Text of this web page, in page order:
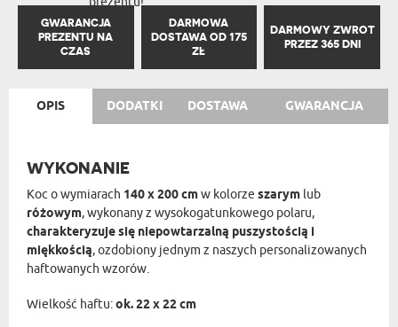
GWARANCJA
PREZENTU NA
CZAS
DARMOWA
DOSTAWA OD 175
ZŁ
DARMOWY ZWROT
PRZEZ 365 DNI
OPIS DODATKI DOSTAWA GWARANCJA
WYKONANIE
Koc o wymiarach 140 x 200 cmw kolorze szarym lub
różowym, wykonany z wysokogatunkowego polaru,
charakteryzuje się niepowtarzalną puszystością i
miękkością, ozdobiony jednym z naszych personalizowanych
haftowanych wzorów.
Wielkość haftu:ok. 22 x 22 cm